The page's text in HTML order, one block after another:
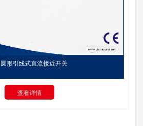
形引线式直流接近开关
查看详情